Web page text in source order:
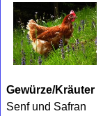
Gewürze/Kräuter
Senf und Safran